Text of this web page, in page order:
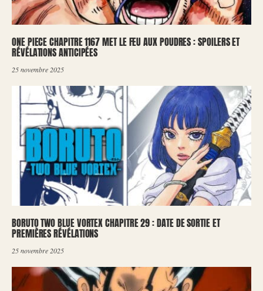
ONE PIECE CHAPITRE 1167 MET LE FEU AUX POUDRES : SPOILERS ET
RÉVÉLATIONS ANTICIPÉES
25 novembre 2025
BORUTO TWO BLUE VORTEX CHAPITRE 29 : DATE DE SORTIE ET
PREMIÈRES RÉVÉLATIONS
25 novembre 2025